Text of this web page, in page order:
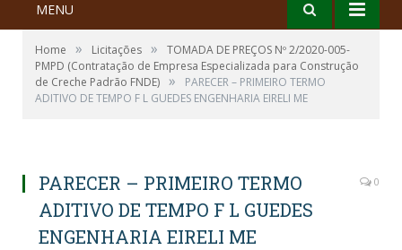
MENU
Home » Licitações »
TOMADA DE PREÇOS Nº 2/2020-005-
PMPD (Contratação de Empresa Especializada para Construção
de Creche Padrão FNDE) »
PARECER – PRIMEIRO TERMO
ADITIVO DE TEMPO F L GUEDES ENGENHARIA EIRELI ME
PARECER – PRIMEIRO TERMO
ADITIVO DE TEMPO F L GUEDES
ENGENHARIA EIRELI ME
0